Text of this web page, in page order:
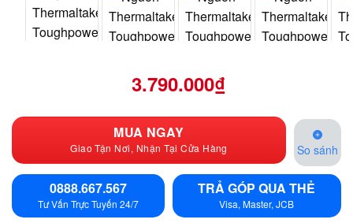
3.790.000₫
MUA NGAY
Giao Tận Nơi, Nhận Tại Cửa Hàng So sánh
0888.667.567
Tư Vấn Trực Tuyến 24/7
TRẢ GÓP QUA THẺ
Visa, Master, JCB